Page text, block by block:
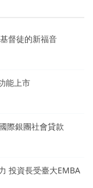
督徒的新福音
能上市
際銀團社會貸款
投資長受臺大EMBA